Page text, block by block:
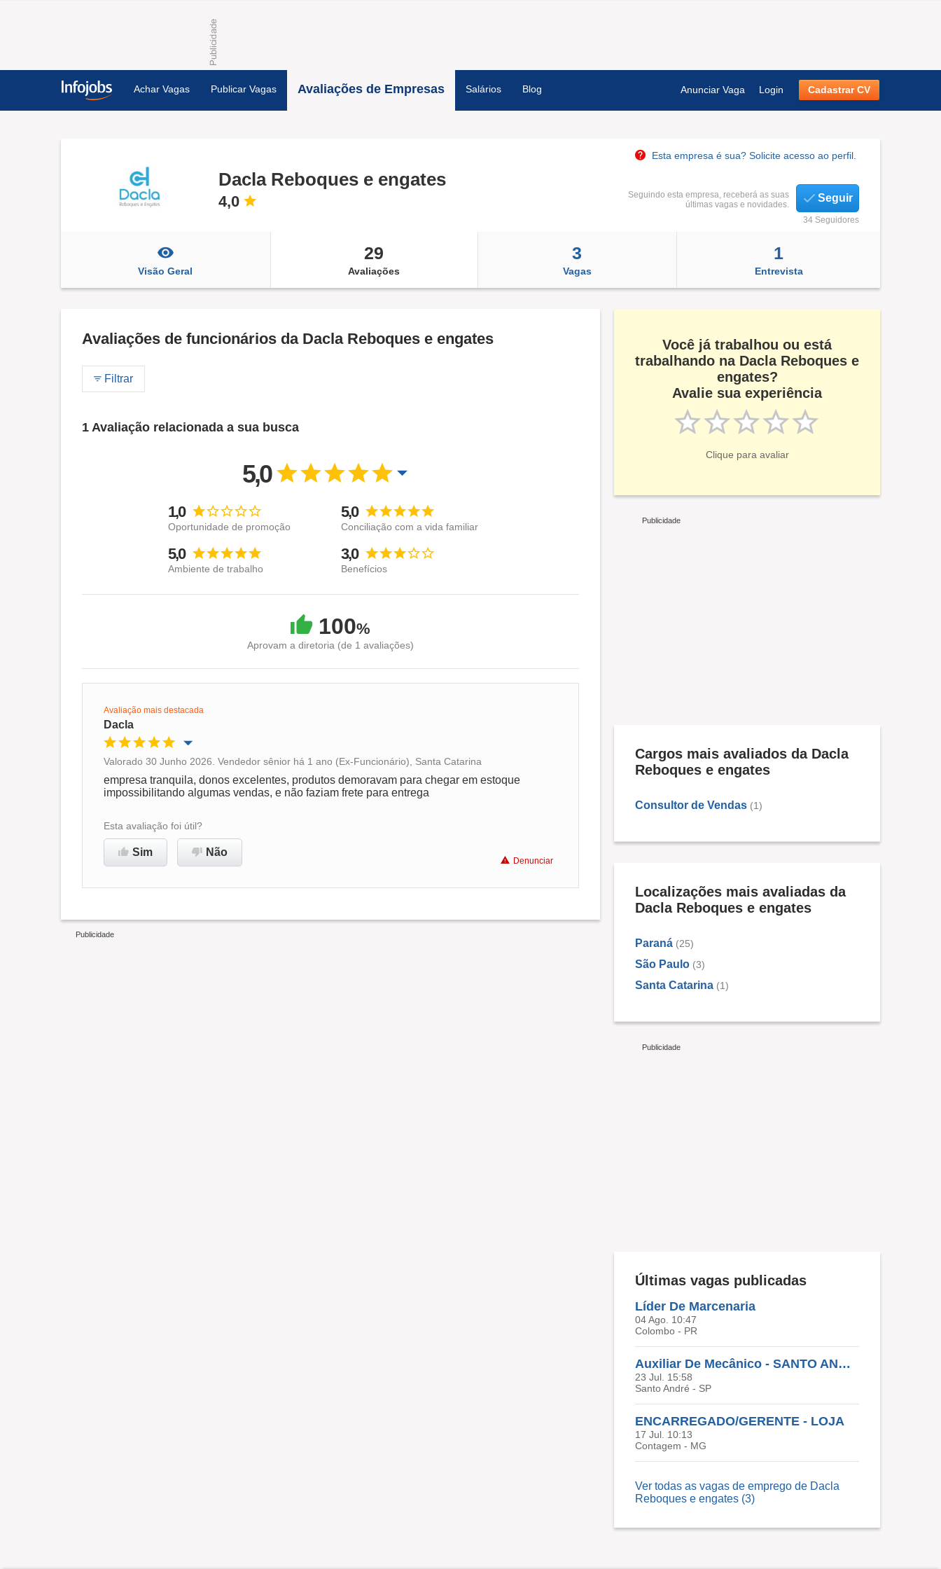
Achar Vagas Publicar Vagas Avaliações de Empresas Salários Blog Anunciar Vaga Login Cadastrar CV
Esta empresa é sua? Solicite acesso ao perfil.
Dacla Reboques e engates
4,0
Seguindo esta empresa, receberá as suas
últimas vagas e novidades.
Seguir
34 Seguidores
Visão Geral
29
Avaliações
3
Vagas
1
Entrevista
Avaliações de funcionários da Dacla Reboques e engates
Filtrar
1 Avaliação relacionada a sua busca
5,0
1,0
Oportunidade de promoção
5,0
Conciliação com a vida familiar
5,0
Ambiente de trabalho
3,0
Benefícios
100%
Aprovam a diretoria (de 1 avaliações)
Avaliação mais destacada
Dacla
Oportunidade de promoção Conciliação com a vida familiar
Não recomenda esta
empresa
Valorado 30 Junho 2026. Vendedor sênior há 1 ano (Ex-Funcionário), Santa Catarina
empresa tranquila, donos excelentes, produtos demoravam para chegar em estoque
impossibilitando algumas vendas, e não faziam frete para entrega
Esta avaliação foi útil?
Sim Não
Denunciar
Você já trabalhou ou está
trabalhando na Dacla Reboques e
engates?
Avalie sua experiência
Clique para avaliar
Cargos mais avaliados da Dacla
Reboques e engates
Consultor de Vendas (1)
Localizações mais avaliadas da
Dacla Reboques e engates
Paraná (25)
São Paulo (3)
Santa Catarina (1)
Últimas vagas publicadas
Líder De Marcenaria
04 Ago. 10:47
Colombo - PR
Auxiliar De Mecânico - SANTO ANDRE
23 Jul. 15:58
Santo André - SP
ENCARREGADO/GERENTE - LOJA
17 Jul. 10:13
Contagem - MG
Ver todas as vagas de emprego de Dacla
Reboques e engates (3)